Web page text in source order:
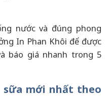
nước và đúng phong
In Phan Khôi để được
báo giá nhanh trong 5
sữa mới nhất theo